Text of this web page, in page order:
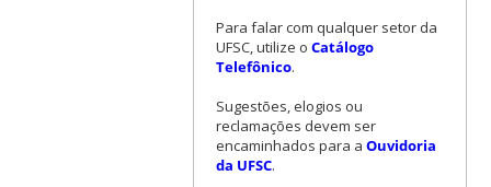
Para falar com qualquer setor da
UFSC, utilize o Catálogo
Telefônico.
Sugestões, elogios ou
reclamações devem ser
encaminhados para a Ouvidoria
da UFSC.